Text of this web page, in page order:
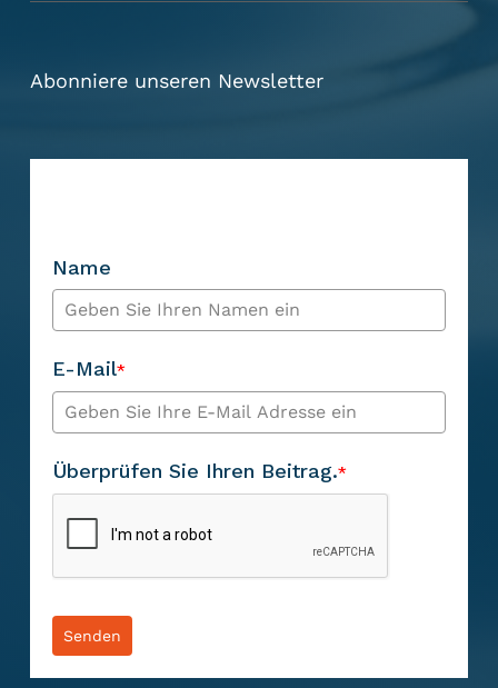
Abonniere unseren Newsletter
Name
E-Mail*
Überprüfen Sie Ihren Beitrag.*
Senden